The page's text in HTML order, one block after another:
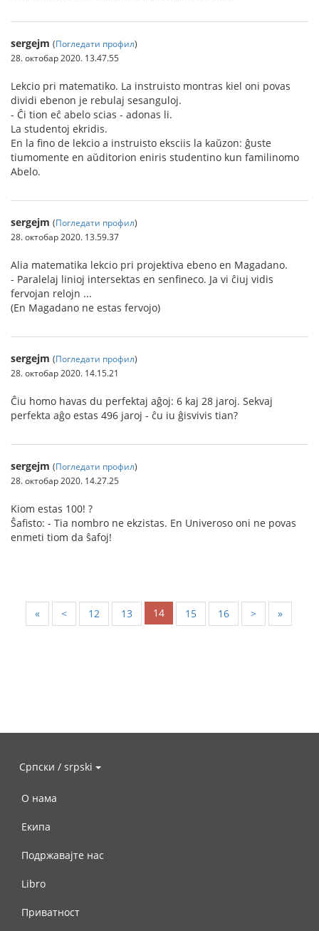
sergejm (Погледати профил)
28. октобар 2020. 13.47.55
Lekcio pri matematiko. La instruisto montras kiel oni povas
dividi ebenon je rebulaj sesanguloj.
- Ĉi tion eĉ abelo scias - adonas li.
La studentoj ekridis.
En la fino de lekcio a instruisto eksciis la kaŭzon: ĝuste
tiumomente en aŭditorion eniris studentino kun familinomo
Abelo.
sergejm (Погледати профил)
28. октобар 2020. 13.59.37
Alia matematika lekcio pri projektiva ebeno en Magadano.
- Paralelaj linioj intersektas en senfineco. Ja vi ĉiuj vidis
fervojan relojn ...
(En Magadano ne estas fervojo)
sergejm (Погледати профил)
28. октобар 2020. 14.15.21
Ĉiu homo havas du perfektaj aĝoj: 6 kaj 28 jaroj. Sekvaj
perfekta aĝo estas 496 jaroj - ĉu iu ĝisvivis tian?
sergejm (Погледати профил)
28. октобар 2020. 14.27.25
Kiom estas 100! ?
Ŝafisto: - Tia nombro ne ekzistas. En Univeroso oni ne povas
enmeti tiom da ŝafoj!
« < 12 13 14 15 16 > »
Српски / srpski
О нама
Екипа
Подржавајте нас
Libro
Приватност